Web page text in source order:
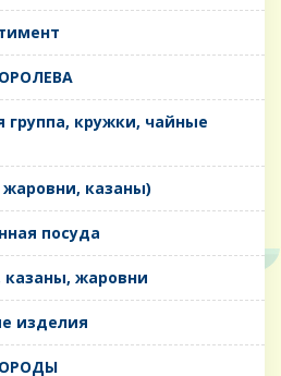
кружки, чайные
казаны)
посуда
жаровни
изделия